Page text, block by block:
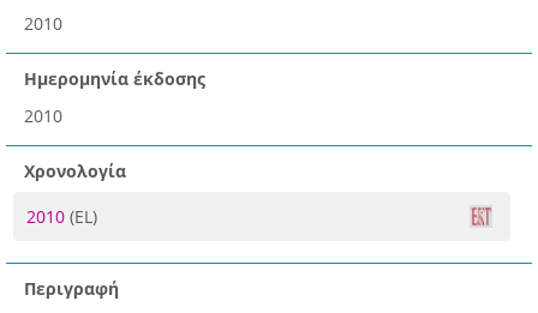
2010
Ημερομηνία έκδοσης
2010
Χρονολογία
2010 (EL)
Περιγραφή